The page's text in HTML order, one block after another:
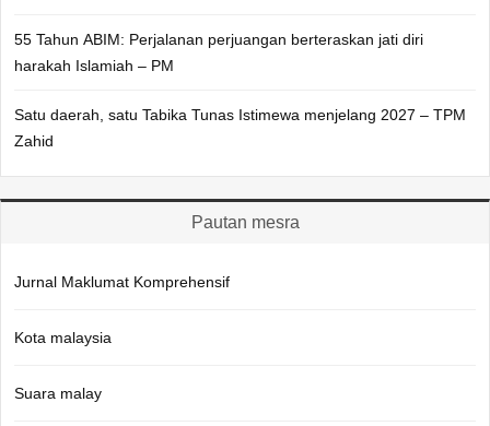
55 Tahun ABIM: Perjalanan perjuangan berteraskan jati diri
harakah Islamiah – PM
Satu daerah, satu Tabika Tunas Istimewa menjelang 2027 – TPM
Zahid
Pautan mesra
Jurnal Maklumat Komprehensif
Kota malaysia
Suara malay